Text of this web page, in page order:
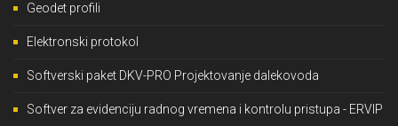
Geodet profili
Elektronski protokol
Softverski paket DKV-PRO Projektovanje dalekovoda
Softver za evidenciju radnog vremena i kontrolu pristupa - ERVIP